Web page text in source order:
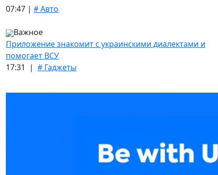
07:47 | # Авто
Важное
Приложение знакомит с украинскими диалектами и
помогает ВСУ
17:31 | # Гаджеты